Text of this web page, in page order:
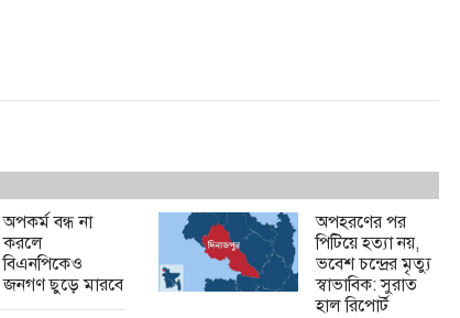
অপকর্ম বন্ধ না
করলে
বিএনপিকেও
জনগণ ছুড়ে মারবে
অপহরণের পর
পিটিয়ে হত্যা নয়,
ভবেশ চন্দ্রের মৃত্যু
স্বাভাবিক: সুরাত
হাল রিপোর্ট